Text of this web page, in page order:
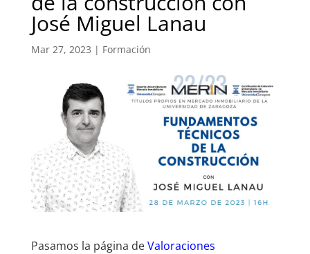
José Miguel Lanau
Mar 27, 2023 | Formación
Pasamos la página deValoraciones